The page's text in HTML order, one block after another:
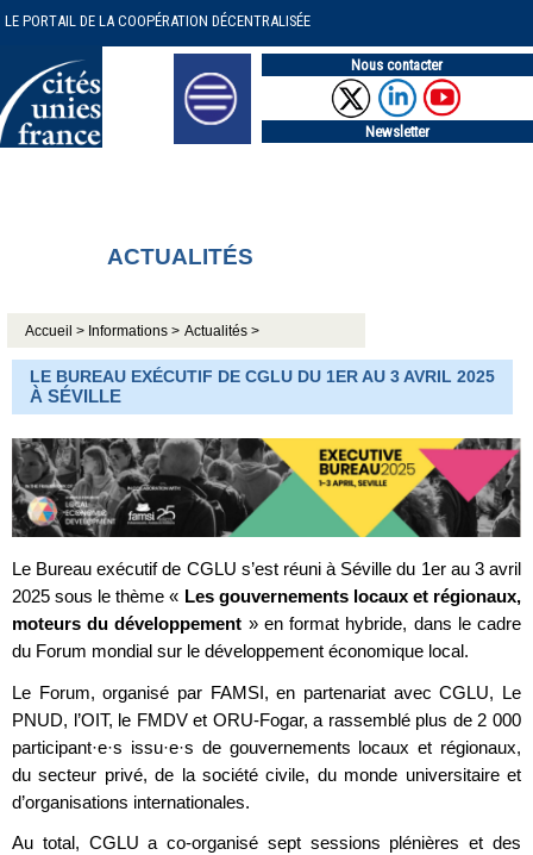
LE PORTAIL DE LA COOPÉRATION DÉCENTRALISÉE
Nous contacter
Newsletter
ACTUALITÉS
Accueil > Informations > Actualités >
LE BUREAU EXÉCUTIF DE CGLU DU 1ER AU 3 AVRIL 2025
À SÉVILLE
Le Bureau exécutif de CGLU s’est réuni à Séville du 1er au 3 avril
2025 sous le thème « Les gouvernements locaux et régionaux,
moteurs du développement » en format hybride, dans le cadre
du Forum mondial sur le développement économique local.
Le Forum, organisé par FAMSI, en partenariat avec CGLU, Le
PNUD, l’OIT, le FMDV et ORU-Fogar, a rassemblé plus de 2 000
participant·e·s issu·e·s de gouvernements locaux et régionaux,
du secteur privé, de la société civile, du monde universitaire et
d’organisations internationales.
Au total, CGLU a co-organisé sept sessions plénières et des